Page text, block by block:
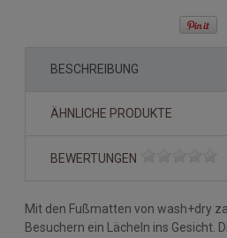
BESCHREIBUNG
ÄHNLICHE PRODUKTE
BEWERTUNGEN
Mit den Fußmatten von wash+dry
Besuchern ein Lächeln ins Gesicht.